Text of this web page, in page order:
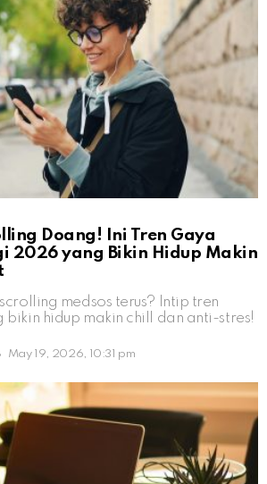
Doang! Ini Tren Gaya
2026 yang Bikin Hidup Makin
medsos terus? Intip tren
hidup makin chill dan anti-stres!
May 19, 2026, 10:31 pm